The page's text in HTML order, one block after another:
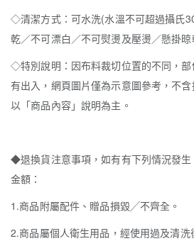
◇清潔方式：可水洗(水溫不可超過攝氏
乾／不可漂白／不可熨燙及壓燙／懸掛晾
◇特別說明：因布料裁切位置的不同，
有出入，網頁圖片僅為示意圖參考，不
以「商品內容」說明為主。
◆退換貨注意事項，如有有下列情況發
金額：
1.商品附屬配件、贈品損毀╱不齊全。
2.商品屬個人衛生用品，經使用過及清洗